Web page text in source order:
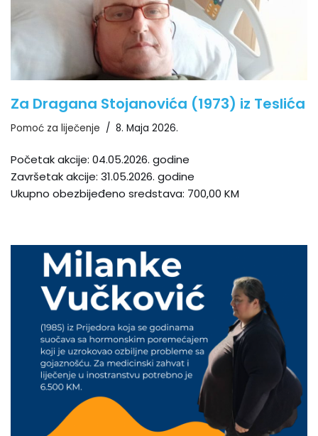
Za Dragana Stojanovića (1973) iz Teslića
Pomoć za liječenje 8. Maja 2026.
Početak akcije: 04.05.2026. godine
Završetak akcije: 31.05.2026. godine
Ukupno obezbijeđeno sredstava: 700,00 KM